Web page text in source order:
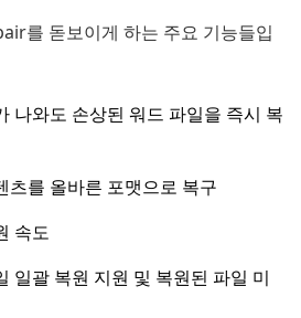
를 돋보이게 하는 주요 기능들입
나와도 손상된 워드 파일을 즉시 복
츠를 올바른 포맷으로 복구
속도
일괄 복원 지원 및 복원된 파일 미